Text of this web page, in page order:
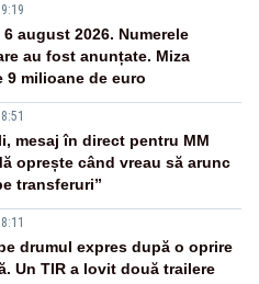
august 2026. Numerele
au fost anunțate. Miza
9 milioane de euro
mesaj în direct pentru MM
oprește când vreau să arunc
transferuri”
drumul expres după o oprire
Un TIR a lovit două trailere